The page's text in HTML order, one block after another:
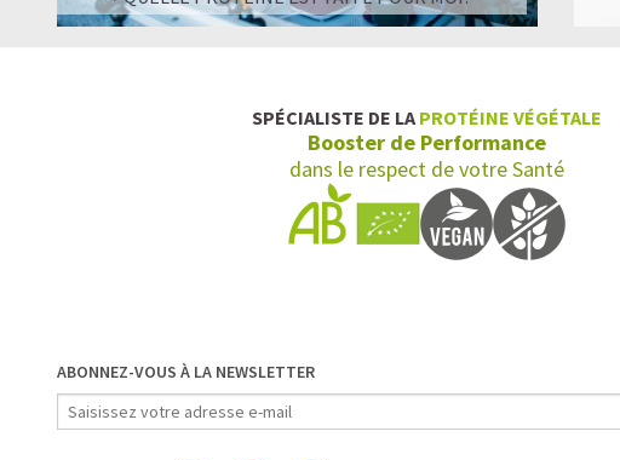
SPÉCIALISTE DE LA PROTÉINE VÉGÉTALE
Booster de Performance
dans le respect de votre Santé
ABONNEZ-VOUS À LA NEWSLETTER